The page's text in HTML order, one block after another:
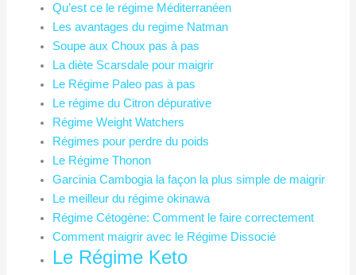
Qu’est ce le régime Méditerranéen
Les avantages du regime Natman
Soupe aux Choux pas à pas
La diète Scarsdale pour maigrir
Le Régime Paleo pas à pas
Le régime du Citron dépurative
Régime Weight Watchers
Régimes pour perdre du poids
Le Régime Thonon
Garcinia Cambogia la façon la plus simple de maigrir
Le meilleur du régime okinawa
Régime Cétogène: Comment le faire correctement
Comment maigrir avec le Régime Dissocié
Le Régime Keto